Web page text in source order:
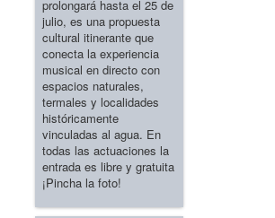
prolongará hasta el 25 de
julio, es una propuesta
cultural itinerante que
conecta la experiencia
musical en directo con
espacios naturales,
termales y localidades
históricamente
vinculadas al agua. En
todas las actuaciones la
entrada es libre y gratuita
¡Pincha la foto!